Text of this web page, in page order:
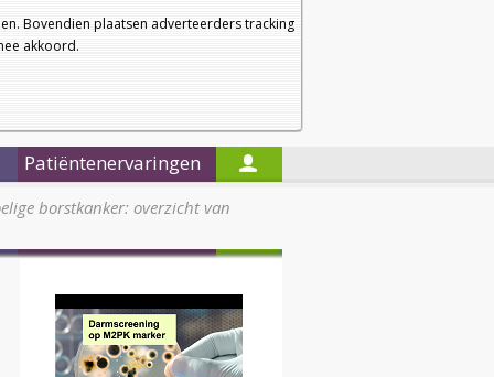
Bovendien plaatsen adverteerders tracking
akkoord.
a
a
Nieuwsbrief
Startpagina
Patiëntenervaringen
borstkanker: overzicht van